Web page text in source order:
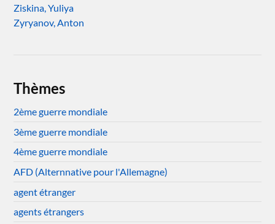
Ziskina, Yuliya
Zyryanov, Anton
Thèmes
2ème guerre mondiale
3ème guerre mondiale
4ème guerre mondiale
AFD (Alternnative pour l'Allemagne)
agent étranger
agents étrangers